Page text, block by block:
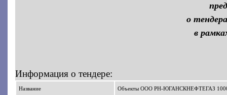
о
в
Информация о тендере:
Название
Объекты ООО РН-ЮГАНСКНЕФТЕГАЗ